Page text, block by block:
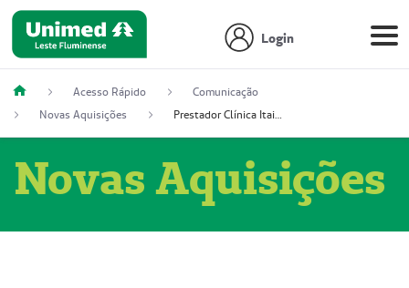
Login
Acesso Rápido
Comunicação
Novas Aquisições
Prestador Clínica Itaipú Ltda (51004348-2)
Novas Aquisições